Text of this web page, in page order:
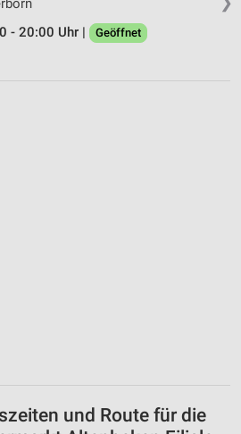
- 20:00 Uhr |
Geöffnet
und Route für die